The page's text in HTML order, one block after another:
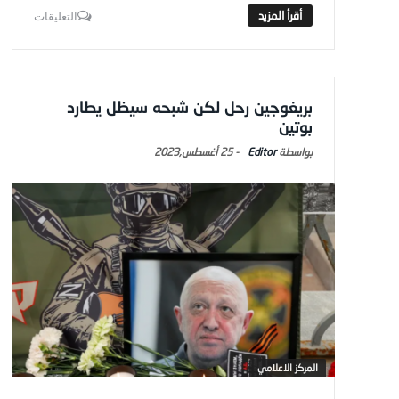
التعليقات
بريغوجين رحل لكن شبحه سيظل يطارد
بوتين
Editor
-25 أغسطس,2023
المركز الاعلامي